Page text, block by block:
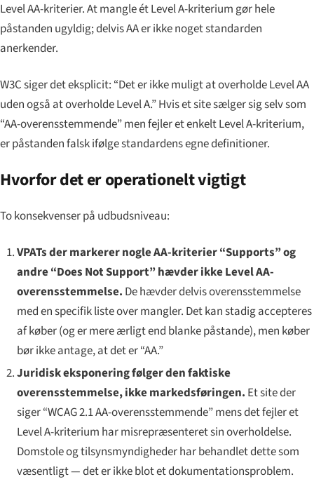
Level AA-kriterier. At mangle ét Level A-kriterium gør hele
påstanden ugyldig; delvis AA er ikke noget standarden
anerkender.
W3C siger det eksplicit: “Det er ikke muligt at overholde Level AA
uden også at overholde Level A.” Hvis et site sælger sig selv som
“AA-overensstemmende” men fejler et enkelt Level A-kriterium,
er påstanden falsk ifølge standardens egne definitioner.
Hvorfor det er operationelt vigtigt
To konsekvenser på udbudsniveau:
VPATs der markerer nogle AA-kriterier “Supports” og
andre “Does Not Support” hævder ikke Level AA-
overensstemmelse. De hævder delvis overensstemmelse
med en specifik liste over mangler. Det kan stadig accepteres
af køber (og er mere ærligt end blanke påstande), men køber
bør ikke antage, at det er “AA.”
Juridisk eksponering følger den faktiske
overensstemmelse, ikke markedsføringen. Et site der
siger “WCAG 2.1 AA-overensstemmende” mens det fejler et
Level A-kriterium har misrepræsenteret sin overholdelse.
Domstole og tilsynsmyndigheder har behandlet dette som
væsentligt — det er ikke blot et dokumentationsproblem.